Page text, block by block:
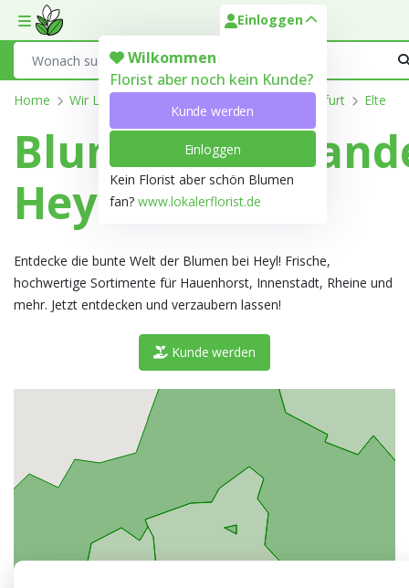
Toggle mobile menu
Einloggen
Wilkommen
Florist aber noch kein Kunde?
Kunde werden
Einloggen
Kein Florist aber schön Blumen
fan? www.lokalerflorist.de
Home Wir Liefern Steinfurt Elte
Heyl in Elte
Entdecke die bunte Welt der Blumen bei Heyl! Frische,
hochwertige Sortimente für Hauenhorst, Innenstadt, Rheine und
mehr. Jetzt entdecken und verzaubern lassen!
Kunde werden